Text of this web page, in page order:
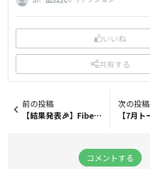
いいね
共有する
前の投稿
【結果発表🎉】Fibeeワッフルはアールグレイ派？メープル派
次の投稿
コメントする